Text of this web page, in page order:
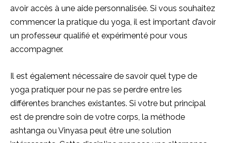
avoir accès à une aide personnalisée. Si vous souhaitez
commencer la pratique du yoga, il est important d’avoir
un professeur qualifié et expérimenté pour vous
accompagner.
Il est également nécessaire de savoir quel type de
yoga pratiquer pour ne pas se perdre entre les
différentes branches existantes. Si votre but principal
est de prendre soin de votre corps, la méthode
ashtanga ou Vinyasa peut être une solution